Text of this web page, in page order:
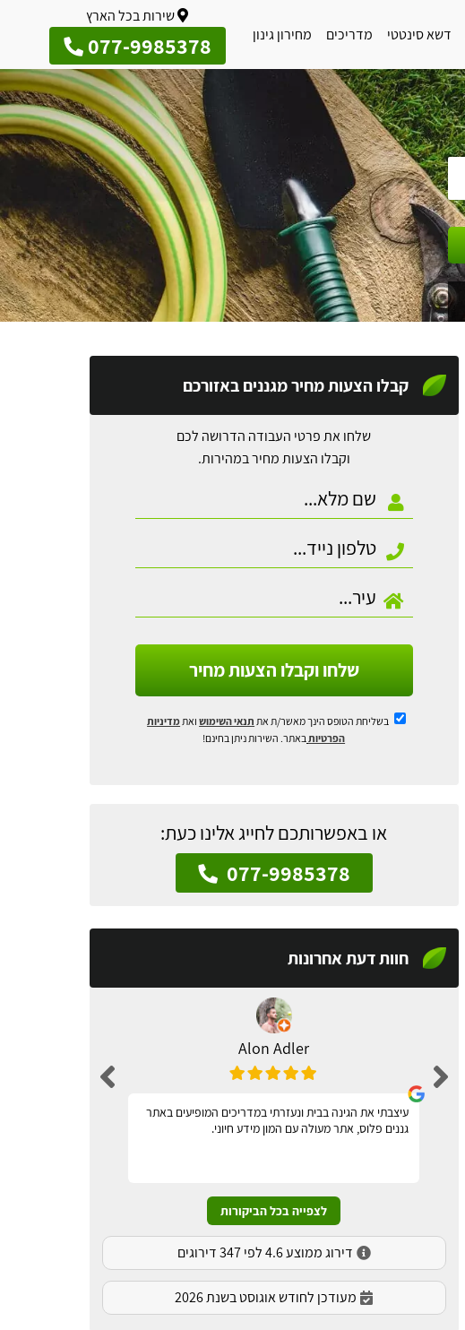
דשא סינטטי מדריכים מחירון גינון
שירות בכל הארץ
077-9985378
קבלו הצעות מחיר מגננים באזורכם
שלחו את פרטי העבודה הדרושה לכם
וקבלו הצעות מחיר במהירות.
שלחו וקבלו הצעות מחיר
בשליחת הטופס הינך מאשר/ת את תנאי השימושואת מדיניות
הפרטיות באתר. השירות ניתן בחינם!
או באפשרותכם לחייג אלינו כעת:
077-9985378
חוות דעת אחרונות
Alon Adler
עיצבתי את הגינה בבית ונעזרתי במדריכים המופיעים באתר
גננים פלוס, אתר מעולה עם המון מידע חיוני.
לצפייה בכל הביקורות
דירוג ממוצע 4.6 לפי 347 דירוגים
מעודכן לחודש אוגוסט בשנת 2026